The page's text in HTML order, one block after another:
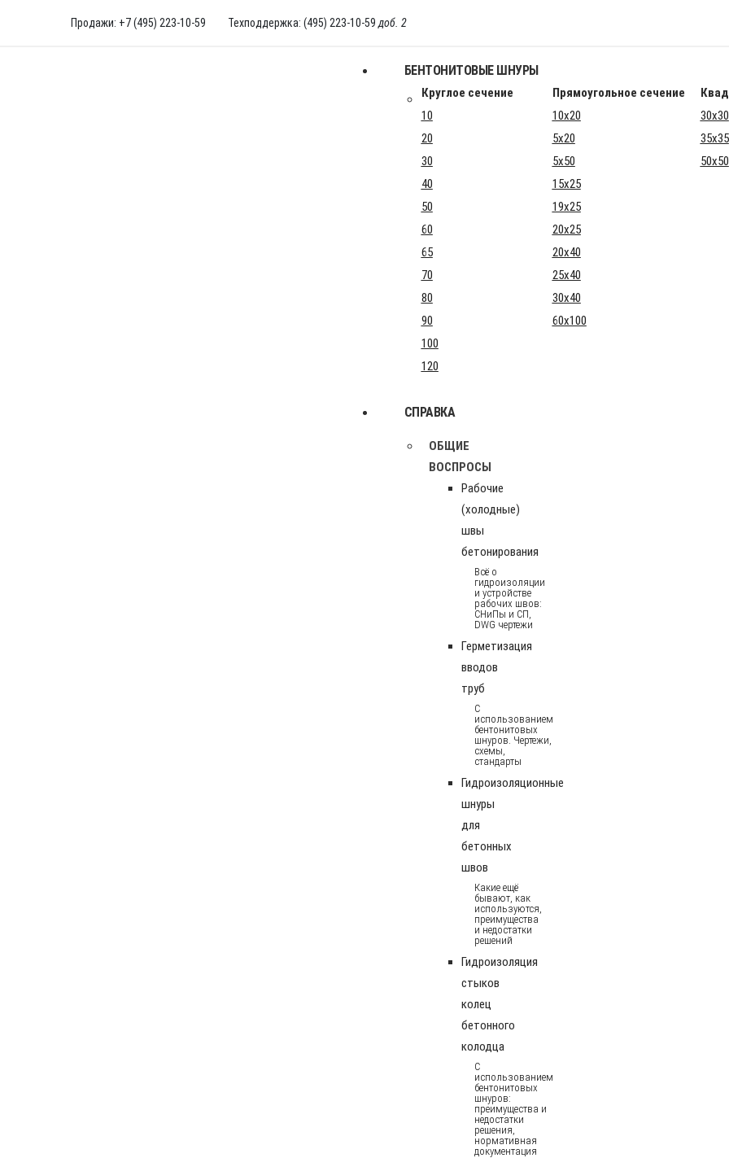
Продажи: +7 (495) 223-10-59 Техподдержка: (495) 223-10-59 доб. 2
БЕНТОНИТОВЫЕ ШНУРЫ
Круглое сечение Прямоугольное сечение
10
10x20
30x30
20
5x20
35x35
30
5x50
50x50
40
15x25
50
19x25
60
20x25
65
20x40
70
25x40
80
30x40
90
60x100
100
120
СПРАВКА
ОБЩИЕ
ВОСПРОСЫ
Рабочие
(холодные)
швы
бетонирования
Всё о
гидроизоляции
и устройстве
рабочих швов:
СНиПы и СП,
DWG чертежи
Герметизация
вводов
труб
С
использованием
бентонитовых
шнуров. Чертежи,
схемы,
стандарты
Гидроизоляционные
шнуры
для
бетонных
швов
Какие ещё
бывают, как
используются,
преимущества
и недостатки
решений
Гидроизоляция
стыков
колец
бетонного
колодца
С
использованием
бентонитовых
шнуров:
преимущества и
недостатки
решения,
нормативная
документация